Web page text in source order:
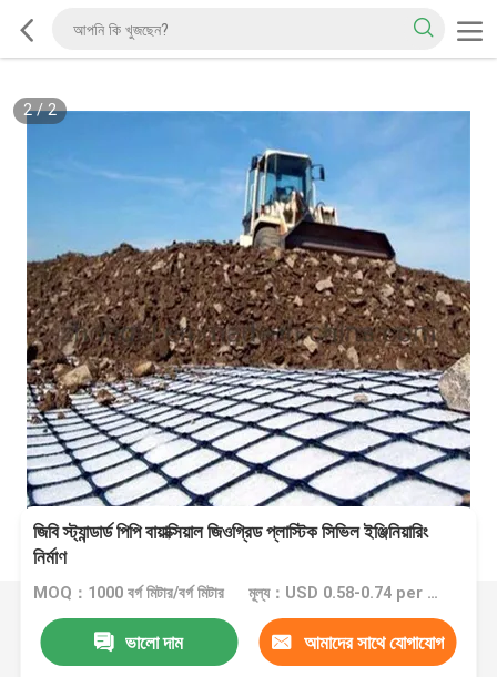
2/2
জিবি স্ট্যান্ডার্ড পিপি বায়াক্সিয়াল জিওগ্রিড প্লাস্টিক সিভিল ইঞ্জিনিয়ারিং
নির্মাণ
MOQ：1000 বর্গ মিটার/বর্গ মিটার মূল্য：USD 0.58-0.74 per square meter
ভালো দাম আমাদের সাথে যোগাযোগ